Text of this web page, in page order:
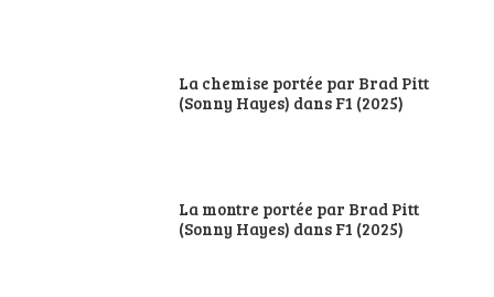
La chemise portée par Brad Pitt
(Sonny Hayes) dans F1 (2025)
La montre portée par Brad Pitt
(Sonny Hayes) dans F1 (2025)